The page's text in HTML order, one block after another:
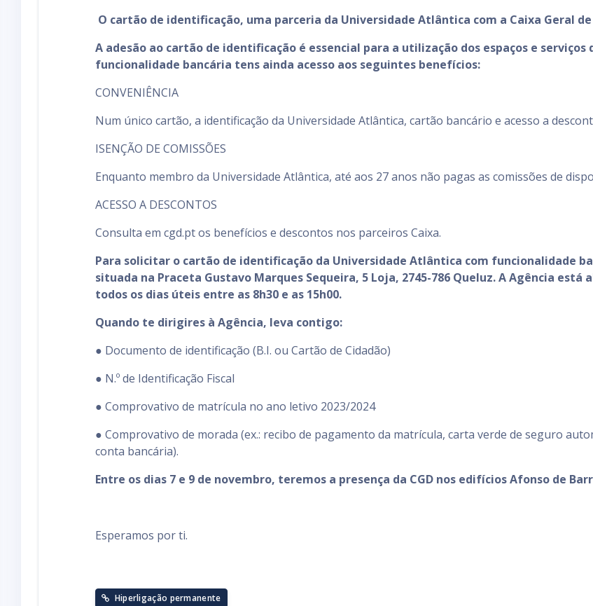
O cartão de identificação, uma parceria da Universidade Atlântica com a Caixa Geral
A adesão ao cartão de identificação é essencial para a utilização dos espaços e
funcionalidade bancária tens ainda acesso aos seguintes benefícios:
CONVENIÊNCIA
Num único cartão, a identificação da Universidade Atlântica, cartão bancário e acesso a
ISENÇÃO DE COMISSÕES
Enquanto membro da Universidade Atlântica, até aos 27 anos não pagas as comissões de
ACESSO A DESCONTOS
Consulta em cgd.pt os benefícios e descontos nos parceiros Caixa.
Para solicitar o cartão de identificação da Universidade Atlântica com funcionalidade
situada na Praceta Gustavo Marques Sequeira, 5 Loja, 2745-786 Queluz. A Agência
todos os dias úteis entre as 8h30 e as 15h00.
Quando te dirigires à Agência, leva contigo:
● Documento de identificação (B.I. ou Cartão de Cidadão)
● N.º de Identificação Fiscal
● Comprovativo de matrícula no ano letivo 2023/2024
● Comprovativo de morada (ex.: recibo de pagamento da matrícula, carta verde de seguro
conta bancária).
Entre os dias 7 e 9 de novembro, teremos a presença da CGD nos edifícios Afonso de
Esperamos por ti.
Hiperligação permanente